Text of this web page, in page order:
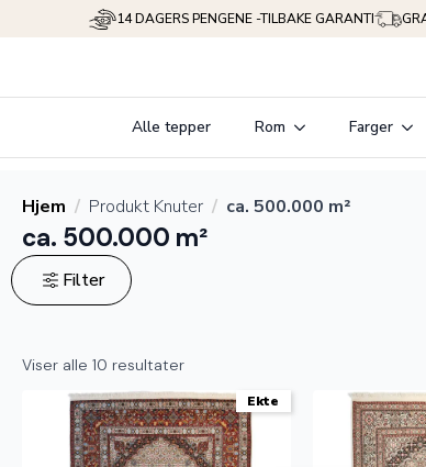
14 DAGERS PENGENE -TILBAKE GARANTI
Alle tepper Rom Farger
Hjem Produkt Knuter ca. 500.000 m²
ca. 500.000 m²
Filter
Viser alle 10 resultaterSortert
propularitet
Ekte